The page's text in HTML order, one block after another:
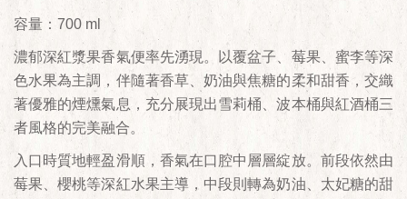
容量：700 ml
濃郁深紅漿果香氣便率先湧現。以覆盆子、莓果、蜜李等深
色水果為主調，伴隨著香草、奶油與焦糖的柔和甜香，交織
著優雅的煙燻氣息，充分展現出雪莉桶、波本桶與紅酒桶三
者風格的完美融合。
入口時質地輕盈滑順，香氣在口腔中層層綻放。前段依然由
莓果、櫻桃等深紅水果主導，中段則轉為奶油、太妃糖的甜